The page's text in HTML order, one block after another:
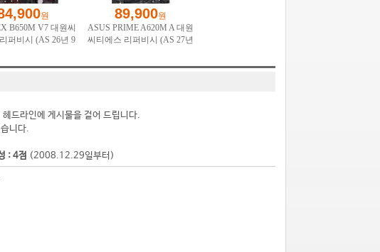
드라인에 게시물을 걸어 드립니다.
니다.
: 4점 (2008.12.29일부터)